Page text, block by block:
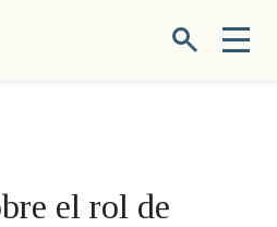
el rol de